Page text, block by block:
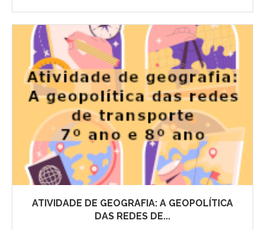
ATIVIDADE DE GEOGRAFIA: A GEOPOLÍTICA
DAS REDES DE...